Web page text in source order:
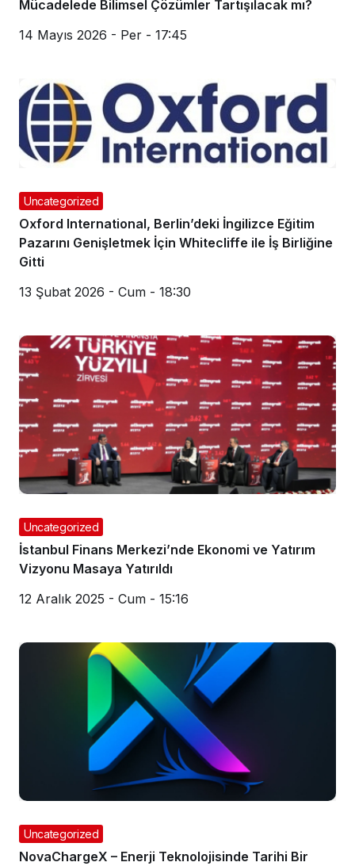
Mücadelede Bilimsel Çözümler Tartışılacak mı?
14 Mayıs 2026 - Per - 17:45
Uncategorized
Oxford International, Berlin’deki İngilizce Eğitim
Pazarını Genişletmek İçin Whitecliffe ile İş Birliğine
Gitti
13 Şubat 2026 - Cum - 18:30
Uncategorized
İstanbul Finans Merkezi’nde Ekonomi ve Yatırım
Vizyonu Masaya Yatırıldı
12 Aralık 2025 - Cum - 15:16
Uncategorized
NovaChargeX – Enerji Teknolojisinde Tarihi Bir